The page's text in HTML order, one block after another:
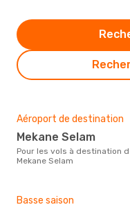
Aéroport de destination
Mekane Selam
Pour les vols à destination de
Mekane Selam
Basse saison